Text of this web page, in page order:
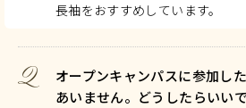
長袖をおすすめしています。
Q
オープンキャンパスに参加し
あいません。どうしたらいい